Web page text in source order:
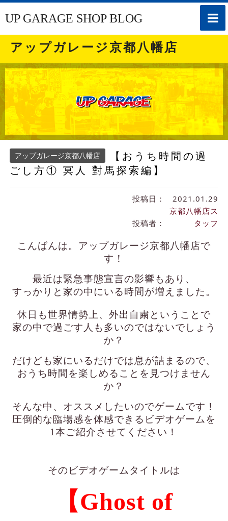
toggle
UP GARAGE SHOP BLOG
アップガレージ京都八幡店
アップガレージ京都八幡店
【おうち時間の過
ごし方① 冥人 對馬探索編】
投稿日： 2021.01.29
投稿者：
京都八幡店ス
タッフ
こんばんは。アップガレージ京都八幡店で
す！
最近は緊急事態宣言の影響もあり、
すっかりと家の中にいる時間が増えました。
休日も世界情勢上、外出自粛ということで
家の中で過ごす人も多いのではないでしょう
か？
だけども家にいるだけでは息が詰まるので、
おうち時間を楽しめることを見つけません
か？
そんな中、オススメしたいのでゲームです！
圧倒的な臨場感を体感できるビデオゲームを
1本ご紹介させてください！
そのビデオゲームタイトルは
【Ghost of